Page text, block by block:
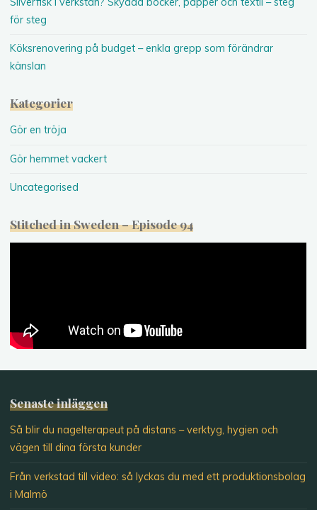
för steg
Köksrenovering på budget – enkla grepp som förändrar
känslan
Kategorier
Gör en tröja
Gör hemmet vackert
Uncategorised
Stitched in Sweden – Episode 94
Senaste inläggen
Så blir du nagelterapeut på distans – verktyg, hygien och
vägen till dina första kunder
Från verkstad till video: så lyckas du med ett produktionsbolag
i Malmö